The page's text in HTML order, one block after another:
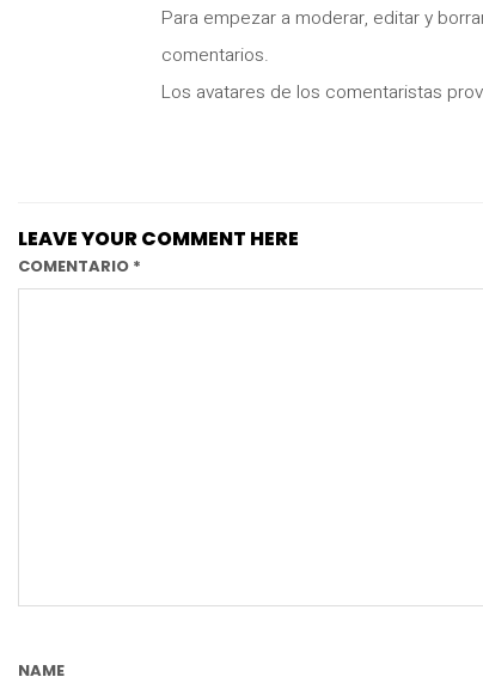
Para empezar a moderar, editar y
comentarios.
Los avatares de los comentaristas
LEAVE YOUR COMMENT HERE
COMENTARIO *
NAME